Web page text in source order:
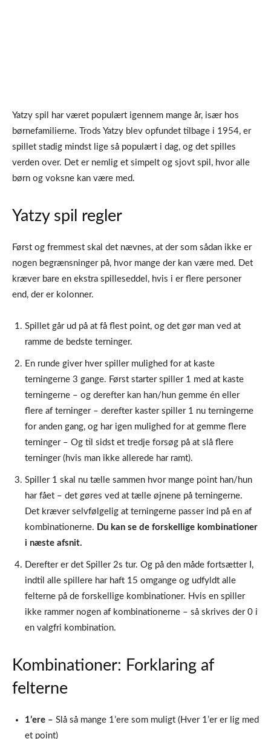
Yatzy spil har været populært igennem mange år, især hos
børnefamilierne. Trods Yatzy blev opfundet tilbage i 1954, er
spillet stadig mindst lige så populært i dag, og det spilles
verden over. Det er nemlig et simpelt og sjovt spil, hvor alle
børn og voksne kan være med.
Yatzy spil regler
Først og fremmest skal det nævnes, at der som sådan ikke er
nogen begrænsninger på, hvor mange der kan være med. Det
kræver bare en ekstra spilleseddel, hvis i er flere personer
end, der er kolonner.
Spillet går ud på at få flest point, og det gør man ved at
ramme de bedste terninger.
En runde giver hver spiller mulighed for at kaste
terningerne 3 gange. Først starter spiller 1 med at kaste
terningerne – og derefter kan han/hun gemme én eller
flere af terninger – derefter kaster spiller 1 nu terningerne
for anden gang, og har igen mulighed for at gemme flere
terninger – Og til sidst et tredje forsøg på at slå flere
terninger (hvis man ikke allerede har ramt).
Spiller 1 skal nu tælle sammen hvor mange point han/hun
har fået – det gøres ved at tælle øjnene på terningerne.
Det kræver selvfølgelig at terningerne passer ind på en af
kombinationerne. Du kan se de forskellige kombinationer
i næste afsnit.
Derefter er det Spiller 2s tur. Og på den måde fortsætter I,
indtil alle spillere har haft 15 omgange og udfyldt alle
felterne på de forskellige kombinationer. Hvis en spiller
ikke rammer nogen af kombinationerne – så skrives der 0 i
en valgfri kombination.
Kombinationer: Forklaring af
felterne
1’ere – Slå så mange 1’ere som muligt (Hver 1’er er lig med
et point)